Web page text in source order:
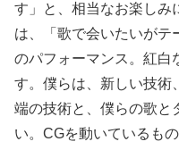
す」と、相当なお楽しみ
は、「歌で会いたいがテ
のパフォーマンス。紅白
す。僕らは、新しい技術
端の技術と、僕らの歌と
い。CGを動いているも